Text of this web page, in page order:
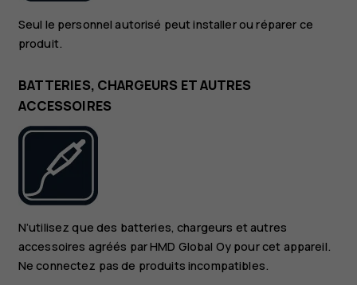
Seul le personnel autorisé peut installer ou réparer ce
produit.
BATTERIES, CHARGEURS ET AUTRES
ACCESSOIRES
N’utilisez que des batteries, chargeurs et autres
accessoires agréés par HMD Global Oy pour cet appareil.
Ne connectez pas de produits incompatibles.